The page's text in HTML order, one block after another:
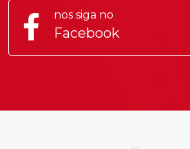
nos siga no
Facebook